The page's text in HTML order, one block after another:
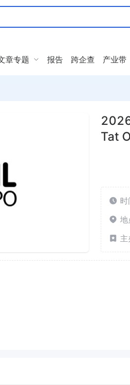
章专题 报告 跨企查 产业带
Tat
时
地
主